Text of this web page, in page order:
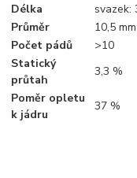
Délka
svazek:
Průměr
10,5 mm
Počet pádů
>10
Statický
průtah
3,3 %
Poměr opletu
k jádru
37 %